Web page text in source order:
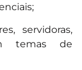
servidoras,
temas de